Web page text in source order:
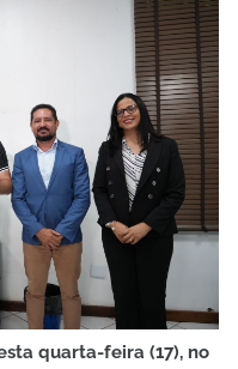
quarta-feira (17), no